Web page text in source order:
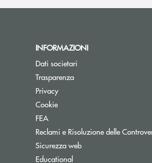
INFORMAZIONI
Dati societari
Trasparenza
Privacy
Cookie
FEA
Reclami e Risoluzione delle
Sicurezza web
Educational